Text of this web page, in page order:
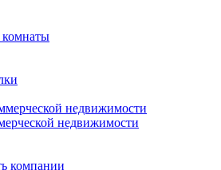
недвижимости
недвижимости
компании